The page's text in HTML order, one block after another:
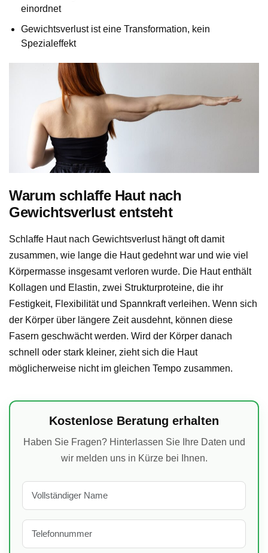
einordnet
Gewichtsverlust ist eine Transformation, kein
Spezialeffekt
Warum schlaffe Haut nach
Gewichtsverlust entsteht
Schlaffe Haut nach Gewichtsverlust hängt oft damit
zusammen, wie lange die Haut gedehnt war und wie viel
Körpermasse insgesamt verloren wurde. Die Haut enthält
Kollagen und Elastin, zwei Strukturproteine, die ihr
Festigkeit, Flexibilität und Spannkraft verleihen. Wenn sich
der Körper über längere Zeit ausdehnt, können diese
Fasern geschwächt werden. Wird der Körper danach
schnell oder stark kleiner, zieht sich die Haut
möglicherweise nicht im gleichen Tempo zusammen.
Kostenlose Beratung erhalten
Haben Sie Fragen? Hinterlassen Sie Ihre Daten und
wir melden uns in Kürze bei Ihnen.